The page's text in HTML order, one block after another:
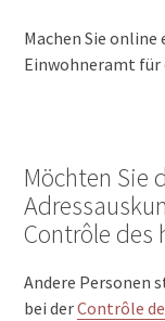
Machen Sie online
Einwohneramt für
Möchten Sie
Contrôle des
Andere Personen
bei derContrôle